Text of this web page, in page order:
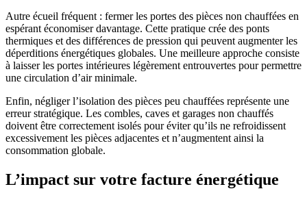
Autre écueil fréquent : fermer les portes des pièces non chauffées en
espérant économiser davantage. Cette pratique crée des ponts
thermiques et des différences de pression qui peuvent augmenter les
déperditions énergétiques globales. Une meilleure approche consiste
à laisser les portes intérieures légèrement entrouvertes pour permettre
une circulation d’air minimale.
Enfin, négliger l’isolation des pièces peu chauffées représente une
erreur stratégique. Les combles, caves et garages non chauffés
doivent être correctement isolés pour éviter qu’ils ne refroidissent
excessivement les pièces adjacentes et n’augmentent ainsi la
consommation globale.
L’impact sur votre facture énergétique